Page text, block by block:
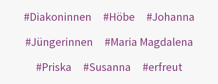
Diakoninnen
Höbe
Johanna
Jüngerinnen
Maria Magdalena
Priska
Susanna
erfreut